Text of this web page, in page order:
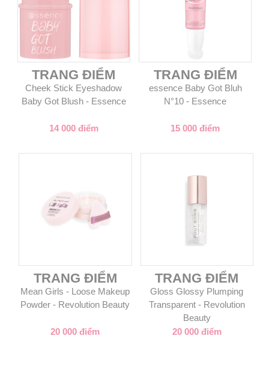
TRANG ĐIỂM
Cheek Stick Eyeshadow
Baby Got Blush - Essence
14 000 điểm
TRANG ĐIỂM
essence Baby Got Bluh
N°10 - Essence
15 000 điểm
TRANG ĐIỂM
Mean Girls - Loose Makeup
Powder - Revolution Beauty
20 000 điểm
TRANG ĐIỂM
Gloss Glossy Plumping
Transparent - Revolution
Beauty
20 000 điểm